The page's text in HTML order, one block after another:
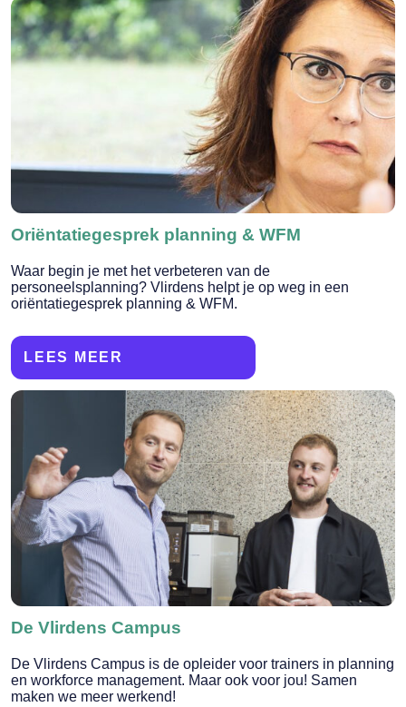
Oriëntatiegesprek planning & WFM
Waar begin je met het verbeteren van de
personeelsplanning? Vlirdens helpt je op weg in een
oriëntatiegesprek planning & WFM.
LEES MEER
De Vlirdens Campus
De Vlirdens Campus is de opleider voor trainers in planning
en workforce management. Maar ook voor jou! Samen
maken we meer werkend!